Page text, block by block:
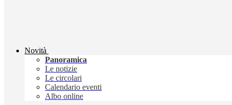
Novità
Panoramica
Le notizie
Le circolari
Calendario eventi
Albo online